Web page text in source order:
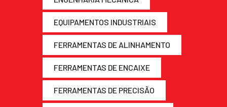
EQUIPAMENTOS INDUSTRIAIS
FERRAMENTAS DE ALINHAMENTO
FERRAMENTAS DE ENCAIXE
FERRAMENTAS DE PRECISÃO